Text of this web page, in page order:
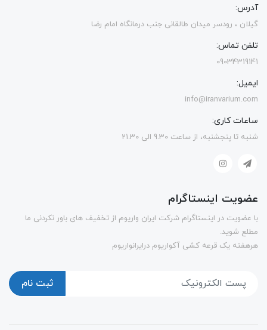
آدرس:
گیلان ، رودسر میدان طالقانی جنب درمانگاه امام رضا
تلفن تماس:
09034319141
ایمیل:
info@iranvarium.com
ساعات کاری:
شنبه تا پنجشنبه، از ساعت 9.30 الی 21.30
عضویت اینستاگرام
با عضویت در اینستاگرام شرکت ایران واریوم از تخفیف های باور نکردنی ما
مطلع شوید.
هرهفته یک قرعه کشی آکواریوم درایرانواریوم
ثبت نام